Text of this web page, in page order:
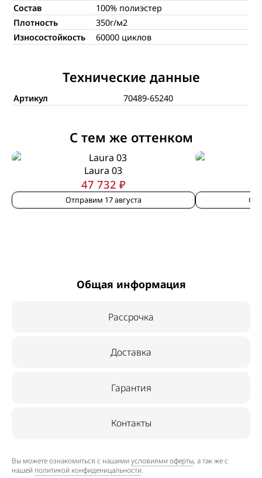
Состав
100% полиэстер
Плотность
350г/м2
Износостойкость
60000 циклов
Технические данные
Артикул 70489-65240
С тем же оттенком
Laura 03
47 732 ₽
Отправим 17 августа
Общая информация
Рассрочка
Доставка
Гарантия
Контакты
Вы можете ознакомиться с нашимиусловиями оферты, а так же с
нашей политикой конфиденицальности.